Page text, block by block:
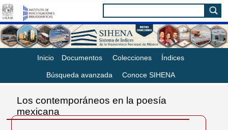
Inicio Documentos Colecciones Índices
Búsqueda avanzada Conoce SIHENA
Los contemporáneos en la poesía
mexicana